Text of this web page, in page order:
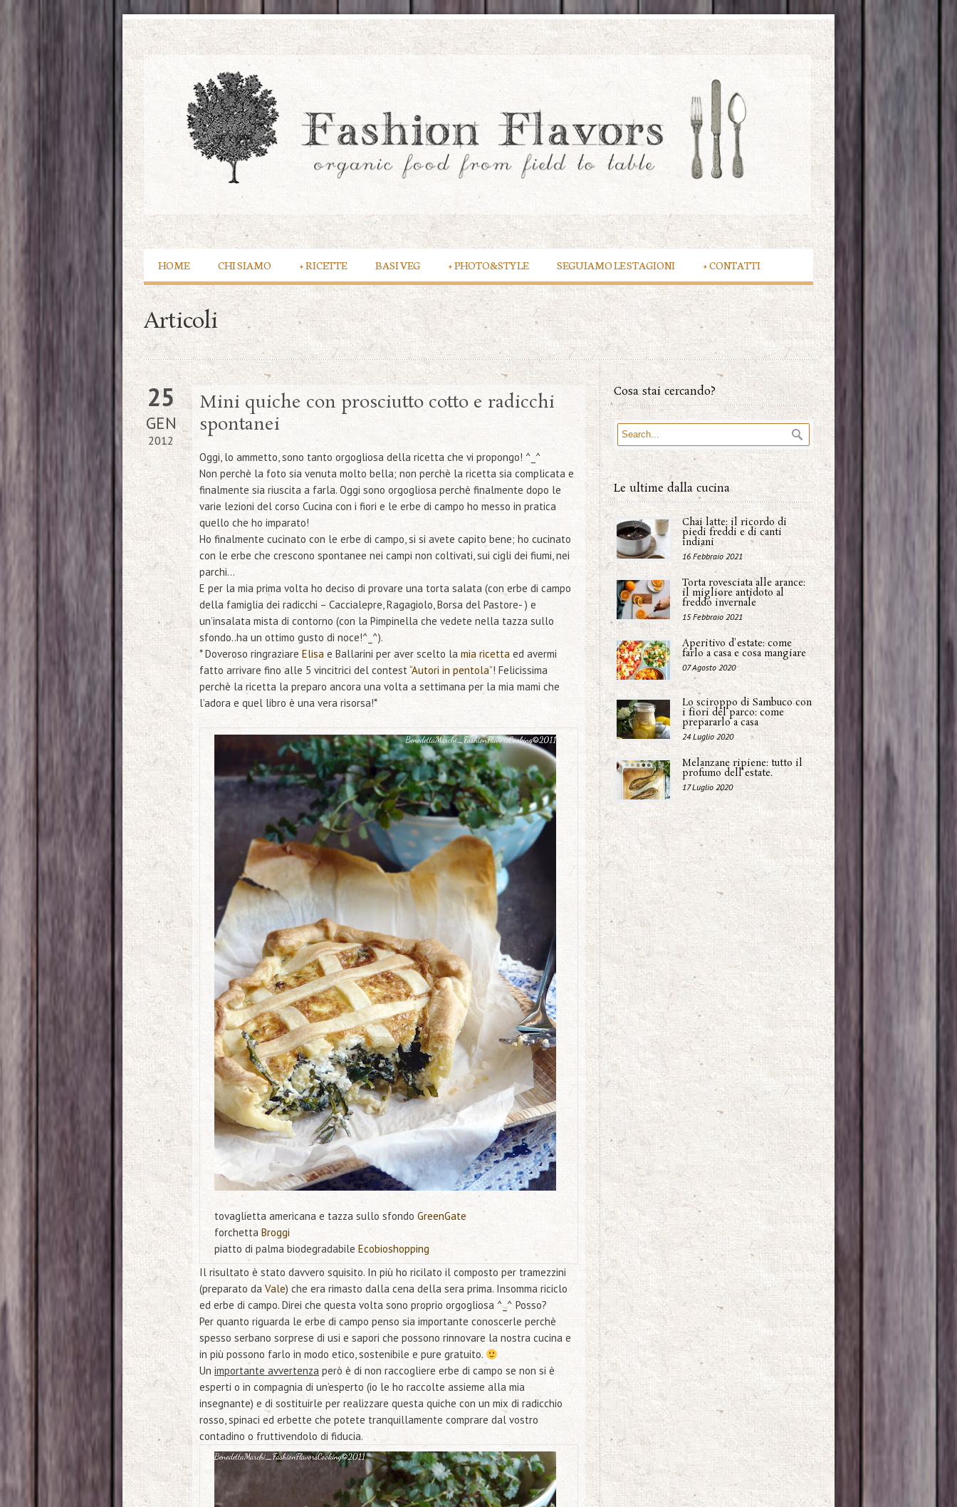
HOME CHI SIAMO RICETTE
+ BASI VEG PHOTO&STYLE
+ SEGUIAMO LE STAGIONI CONTATTI
+
Articoli
25
GEN
2012
Mini quiche con prosciutto cotto e radicchi
spontanei
Oggi, lo ammetto, sono tanto orgogliosa della ricetta che vi propongo! ^_^
Non perchè la foto sia venuta molto bella; non perchè la ricetta sia complicata e
finalmente sia riuscita a farla. Oggi sono orgogliosa perchè finalmente dopo le
varie lezioni del corso Cucina con i fiori e le erbe di campo ho messo in pratica
quello che ho imparato!
Ho finalmente cucinato con le erbe di campo, si si avete capito bene; ho cucinato
con le erbe che crescono spontanee nei campi non coltivati, sui cigli dei fiumi, nei
parchi…
E per la mia prima volta ho deciso di provare una torta salata (con erbe di campo
della famiglia dei radicchi – Caccialepre, Ragagiolo, Borsa del Pastore- ) e
un’insalata mista di contorno (con la Pimpinella che vedete nella tazza sullo
sfondo..ha un ottimo gusto di noce!^_^).
* Doveroso ringraziare Elisa e Ballarini per aver scelto la mia ricetta ed avermi
fatto arrivare fino alle 5 vincitrici del contest“Autori in pentola”! Felicissima
perchè la ricetta la preparo ancora una volta a settimana per la mia mami che
l’adora e quel libro è una vera risorsa!*
tovaglietta americana e tazza sullo sfondo GreenGate
forchetta Broggi
piatto di palma biodegradabile Ecobioshopping
Il risultato è stato davvero squisito. In più ho ricilato il composto per tramezzini
(preparato daVale) che era rimasto dalla cena della sera prima. Insomma riciclo
ed erbe di campo. Direi che questa volta sono proprio orgogliosa ^_^ Posso?
Per quanto riguarda le erbe di campo penso sia importante conoscerle perchè
spesso serbano sorprese di usi e sapori che possono rinnovare la nostra cucina e
in più possono farlo in modo etico,sostenibile e pure gratuito.
Un importante avvertenza però è di non raccogliere erbe di campo se non si è
esperti o in compagnia di un’esperto (io le ho raccolte assieme alla mia
insegnante) e di sostituirle per realizzare questa quiche con un mix di radicchio
rosso, spinaci ed erbette che potete tranquillamente comprare dal vostro
contadino o fruttivendolo di fiducia.
Cosa stai cercando?
Le ultime dalla cucina
Chai latte: il ricordo di
piedi freddi e di canti
indiani
16 Febbraio 2021
Torta rovesciata alle arance:
il migliore antidoto al
freddo invernale
15 Febbraio 2021
Aperitivo d'estate: come
farlo a casa e cosa mangiare
07 Agosto 2020
Lo sciroppo di Sambuco con
i fiori del parco: come
prepararlo a casa
24 Luglio 2020
Melanzane ripiene: tutto il
profumo dell'estate.
17 Luglio 2020